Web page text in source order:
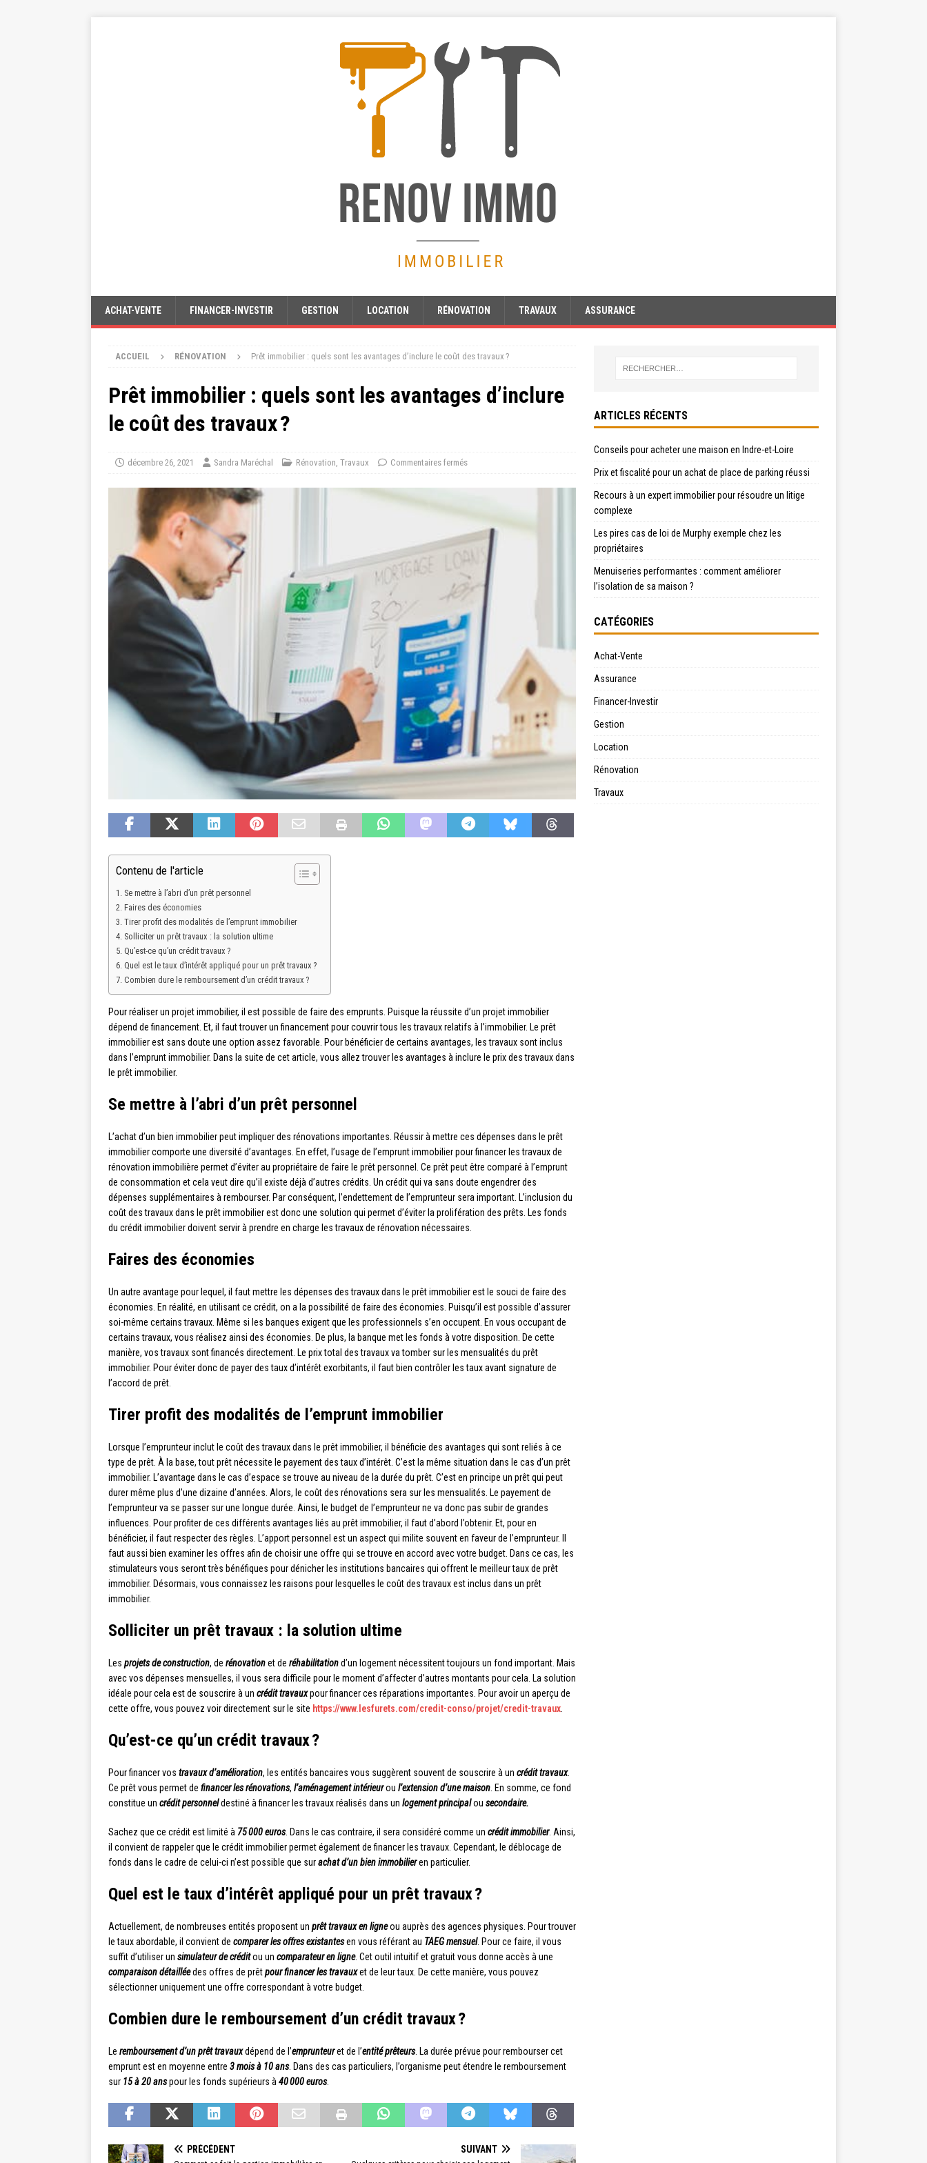
ACHAT-VENTE FINANCER-INVESTIR GESTION LOCATION RÉNOVATION TRAVAUX ASSURANCE
ACCUEIL RÉNOVATION Prêt immobilier : quels sont les avantages d’inclure le coût des travaux ?
Prêt immobilier : quels sont les avantages d’inclure
le coût des travaux ?
décembre 26, 2021 Sandra Maréchal Rénovation, Travaux Commentaires fermés
Contenu de l'article
Se mettre à l’abri d’un prêt personnel
Faires des économies
Tirer profit des modalités de l’emprunt immobilier
Solliciter un prêt travaux : la solution ultime
Qu’est-ce qu’un crédit travaux ?
Quel est le taux d’intérêt appliqué pour un prêt travaux ?
Combien dure le remboursement d’un crédit travaux ?
Pour réaliser un projet immobilier, il est possible de faire des emprunts. Puisque la réussite d’un projet immobilier
dépend de financement. Et, il faut trouver un financement pour couvrir tous les travaux relatifs à l’immobilier. Le prêt
immobilier est sans doute une option assez favorable. Pour bénéficier de certains avantages, les travaux sont inclus
dans l’emprunt immobilier. Dans la suite de cet article, vous allez trouver les avantages à inclure le prix des travaux dans
le prêt immobilier.
Se mettre à l’abri d’un prêt personnel
L’achat d’un bien immobilier peut impliquer des rénovations importantes. Réussir à mettre ces dépenses dans le prêt
immobilier comporte une diversité d’avantages. En effet, l’usage de l’emprunt immobilier pour financer les travaux de
rénovation immobilière permet d’éviter au propriétaire de faire le prêt personnel. Ce prêt peut être comparé à l’emprunt
de consommation et cela veut dire qu’il existe déjà d’autres crédits. Un crédit qui va sans doute engendrer des
dépenses supplémentaires à rembourser. Par conséquent, l’endettement de l’emprunteur sera important. L’inclusion du
coût des travaux dans le prêt immobilier est donc une solution qui permet d’éviter la prolifération des prêts. Les fonds
du crédit immobilier doivent servir à prendre en charge les travaux de rénovation nécessaires.
Faires des économies
Un autre avantage pour lequel, il faut mettre les dépenses des travaux dans le prêt immobilier est le souci de faire des
économies. En réalité, en utilisant ce crédit, on a la possibilité de faire des économies. Puisqu’il est possible d’assurer
soi-même certains travaux. Même si les banques exigent que les professionnels s’en occupent. En vous occupant de
certains travaux, vous réalisez ainsi des économies. De plus, la banque met les fonds à votre disposition. De cette
manière, vos travaux sont financés directement. Le prix total des travaux va tomber sur les mensualités du prêt
immobilier. Pour éviter donc de payer des taux d’intérêt exorbitants, il faut bien contrôler les taux avant signature de
l’accord de prêt.
Tirer profit des modalités de l’emprunt immobilier
Lorsque l’emprunteur inclut le coût des travaux dans le prêt immobilier, il bénéficie des avantages qui sont reliés à ce
type de prêt. À la base, tout prêt nécessite le payement des taux d’intérêt. C’est la même situation dans le cas d’un prêt
immobilier. L’avantage dans le cas d’espace se trouve au niveau de la durée du prêt. C’est en principe un prêt qui peut
durer même plus d’une dizaine d’années. Alors, le coût des rénovations sera sur les mensualités. Le payement de
l’emprunteur va se passer sur une longue durée. Ainsi, le budget de l’emprunteur ne va donc pas subir de grandes
influences. Pour profiter de ces différents avantages liés au prêt immobilier, il faut d’abord l’obtenir. Et, pour en
bénéficier, il faut respecter des règles. L’apport personnel est un aspect qui milite souvent en faveur de l’emprunteur. Il
faut aussi bien examiner les offres afin de choisir une offre qui se trouve en accord avec votre budget. Dans ce cas, les
stimulateurs vous seront très bénéfiques pour dénicher les institutions bancaires qui offrent le meilleur taux de prêt
immobilier. Désormais, vous connaissez les raisons pour lesquelles le coût des travaux est inclus dans un prêt
immobilier.
Solliciter un prêt travaux : la solution ultime
Les projets de construction, de rénovationet de réhabilitationd’un logement nécessitent toujours un fond important. Mais
avec vos dépenses mensuelles, il vous sera difficile pour le moment d’affecter d’autres montants pour cela. La solution
idéale pour cela est de souscrire à un crédit travauxpour financer ces réparations importantes. Pour avoir un aperçu de
cette offre, vous pouvez voir directement sur le site https://www.lesfurets.com/credit-conso/projet/credit-travaux
Qu’est-ce qu’un crédit travaux ?
Pour financer vos travaux d’amélioration, les entités bancaires vous suggèrent souvent de souscrire à un crédit travaux.
Ce prêt vous permet de financer les rénovations, l’aménagement intérieurou l’extension d’une maison . En somme, ce fond
constitue un crédit personneldestiné à financer les travaux réalisés dans un logement principalou secondaire.
Sachez que ce crédit est limité à 75 000 euros. Dans le cas contraire, il sera considéré comme un crédit immobilier. Ainsi,
il convient de rappeler que le crédit immobilier permet également de financer les travaux. Cependant, le déblocage de
fonds dans le cadre de celui-ci n’est possible que surachat d’un bien immobilieren particulier.
Quel est le taux d’intérêt appliqué pour un prêt travaux ?
Actuellement, de nombreuses entités proposent un prêt travaux en ligneou auprès des agences physiques. Pour trouver
le taux abordable, il convient de comparer les offres existantesen vous référant au TAEG mensuel. Pour ce faire, il vous
suffit d’utiliser un simulateur de créditou un comparateur en ligne. Cet outil intuitif et gratuit vous donne accès à une
comparaison détailléedes offres de prêtpour financer les travauxet de leur taux. De cette manière, vous pouvez
sélectionner uniquement une offre correspondant à votre budget.
Combien dure le remboursement d’un crédit travaux ?
Le remboursement d’un prêt travauxdépend de l’emprunteuret de l’entité prêteurs. La durée prévue pour rembourser cet
emprunt est en moyenne entre 3 mois à 10 ans. Dans des cas particuliers, l’organisme peut étendre le remboursement
sur 15 à 20 anspour les fonds supérieurs à 40 000 euros.
PRÉCÉDENT SUIVANT
ARTICLES RÉCENTS
Conseils pour acheter une maison en Indre-et-Loire
Prix et fiscalité pour un achat de place de parking réussi
Recours à un expert immobilier pour résoudre un litige
complexe
Les pires cas de loi de Murphy exemple chez les
propriétaires
Menuiseries performantes : comment améliorer
l’isolation de sa maison ?
CATÉGORIES
Achat-Vente
Assurance
Financer-Investir
Gestion
Location
Rénovation
Travaux